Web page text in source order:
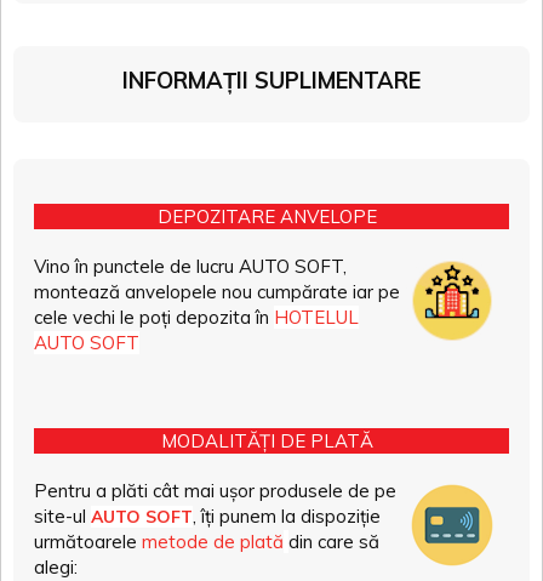
INFORMAȚII SUPLIMENTARE
DEPOZITARE ANVELOPE
Vino în punctele de lucru AUTO SOFT,
montează anvelopele nou cumpărate iar pe
cele vechi le poți depozita în HOTELUL
AUTO SOFT
MODALITĂȚI DE PLATĂ
Pentru a plăti cât mai ușor produsele de pe
site-ul AUTO SOFT, îți punem la dispoziție
următoarele metode de plată din care să
alegi: